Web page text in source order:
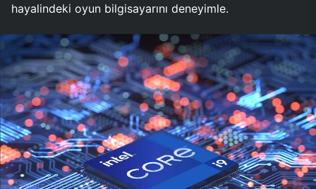
hayalindeki oyun bilgisayarını deneyimle.